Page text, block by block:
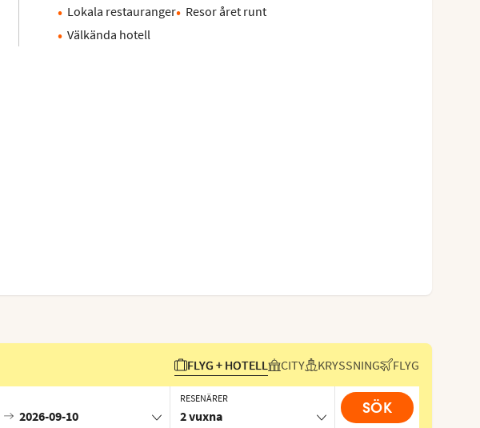
Lokala restauranger
Resor året runt
Välkända hotell
FLYG + HOTELL CITY KRYSSNING FLYG
2026-09-10
RESENÄRER
2 vuxna SÖK